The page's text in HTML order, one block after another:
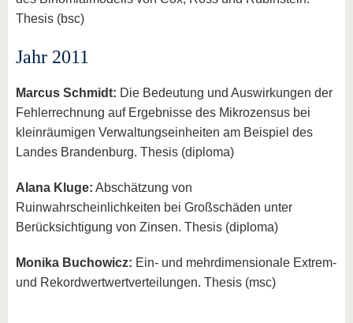
Thesis (bsc)
Jahr 2011
Marcus Schmidt: Die Bedeutung und Auswirkungen der
Fehlerrechnung auf Ergebnisse des Mikrozensus bei
kleinräumigen Verwaltungseinheiten am Beispiel des
Landes Brandenburg. Thesis (diploma)
Alana Kluge: Abschätzung von
Ruinwahrscheinlichkeiten bei Großschäden unter
Berücksichtigung von Zinsen. Thesis (diploma)
Monika Buchowicz: Ein- und mehrdimensionale Extrem-
und Rekordwertwertverteilungen. Thesis (msc)